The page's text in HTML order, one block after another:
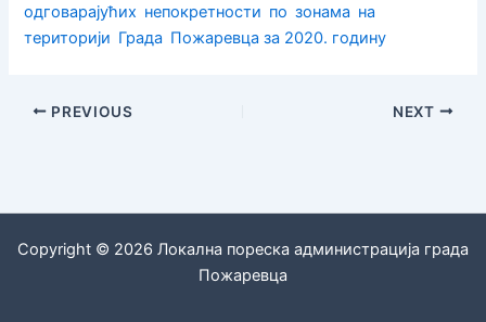
одговарајућих непокретности по зонама на
територији Града Пожаревца за 2020. годину
PREVIOUS NEXT
Copyright © 2026 Локална пореска администрација града
Пожаревца